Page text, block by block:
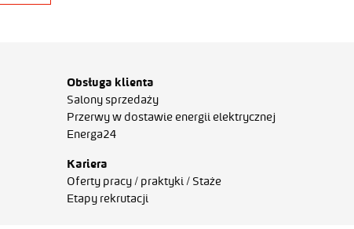
Obsługa klienta
Salony sprzedaży
Przerwy w dostawie energii elektrycznej
Energa24
Kariera
Oferty pracy / praktyki / Staże
Etapy rekrutacji